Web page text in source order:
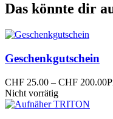
Das könnte dir
Geschenkgutschein
CHF 25.00 – CHF 200.00
Nicht vorrätig